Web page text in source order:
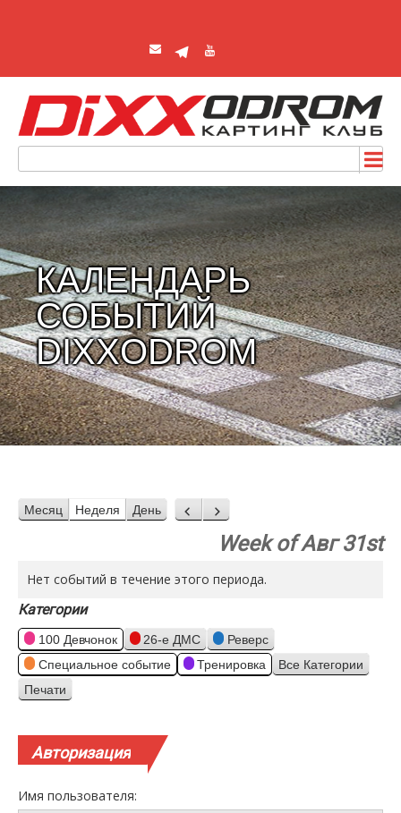
КАЛЕНДАРЬ
СОБЫТИЙ
DIXXODROM
Месяц Неделя День Назад
Вперед
Week of Авг 31st
Нет событий в течение этого периода.
Категории
100 Девчонок 26-е ДМС
Реверс
Специальное событие
Тренировка Все Категории
Просмотр
Печати
Авторизация
Имя пользователя: